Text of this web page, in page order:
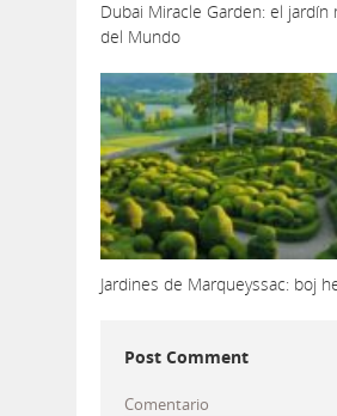
Dubai Miracle Garden: el jardín
del Mundo
Jardines de Marqueyssac: boj
Post Comment
Comentario